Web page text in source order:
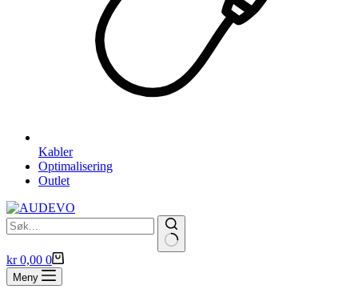
Kabler
Optimalisering
Outlet
Handlekurv
kr0,00 0
Meny